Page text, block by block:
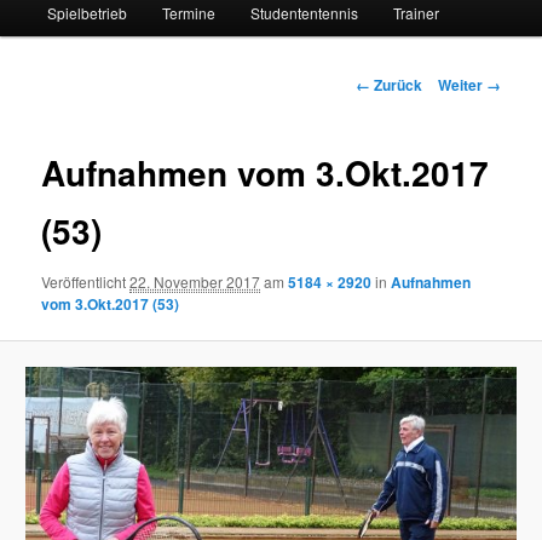
Spielbetrieb Termine Studententennis Trainer
Bilder-
← Zurück Weiter →
Aufnahmen vom 3.Okt.2017
(53)
Veröffentlicht22. November 2017am5184 × 2920inAufnahmen
vom 3.Okt.2017 (53)